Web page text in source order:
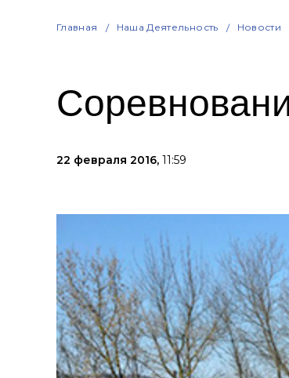
Главная Наша Деятельность Новости
22 февраля 2016, 11:59